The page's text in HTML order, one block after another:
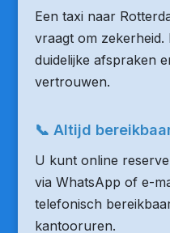
Een taxi naar
vraagt om zekerheid.
duidelijke afspraken
vertrouwen.
📞 Altijd
U kunt online
via WhatsApp of e-
telefonisch
kantooruren.